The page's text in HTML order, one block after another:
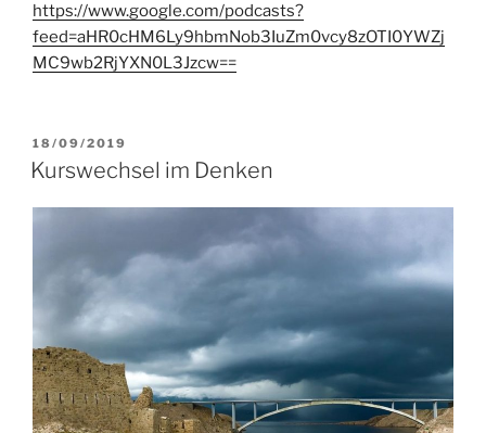
https://www.google.com/podcasts?
feed=aHR0cHM6Ly9hbmNob3IuZm0vcy8zOTI0YWZj
MC9wb2RjYXN0L3Jzcw==
VERÖFFENTLICHT
AM
18/09/2019
Kurswechsel im Denken